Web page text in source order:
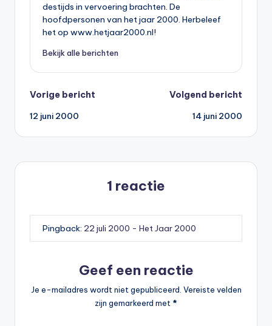
destijds in vervoering brachten. De
hoofdpersonen van het jaar 2000. Herbeleef
het op www.hetjaar2000.nl!
Bekijk alle berichten
Bericht
navigatie
Vorige bericht
12 juni 2000
Volgend bericht
14 juni 2000
1 reactie
Pingback: 22 juli 2000 - Het Jaar 2000
Geef een reactie
Je e-mailadres wordt niet gepubliceerd. Vereiste velden
zijn gemarkeerd met *